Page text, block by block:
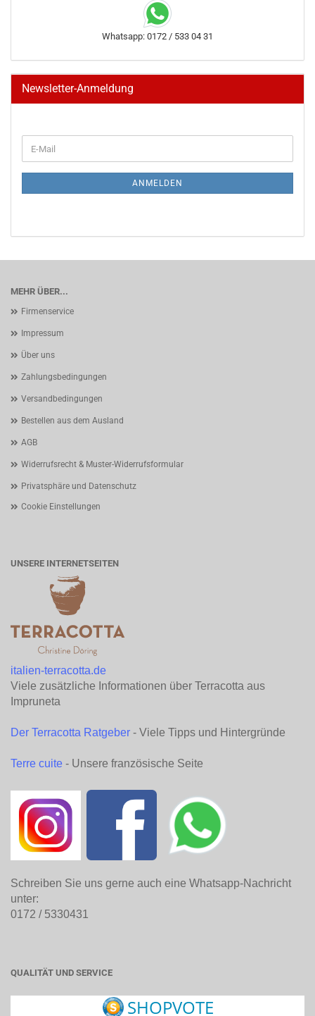
Whatsapp: 0172 / 533 04 31
Newsletter-Anmeldung
ZUR
E-
Mail
ANMELDEN
MEHR ÜBER...
Firmenservice
Impressum
Über uns
Zahlungsbedingungen
Versandbedingungen
Bestellen aus dem Ausland
AGB
Widerrufsrecht & Muster-Widerrufsformular
Privatsphäre und Datenschutz
Cookie Einstellungen
UNSERE INTERNETSEITEN
italien-terracotta.de
Viele zusätzliche Informationen über Terracotta aus
Impruneta
Der Terracotta Ratgeber - Viele Tipps und Hintergründe
Terre cuite - Unsere französische Seite
Schreiben Sie uns gerne auch eine Whatsapp-Nachricht
unter:
0172 / 5330431
QUALITÄT UND SERVICE